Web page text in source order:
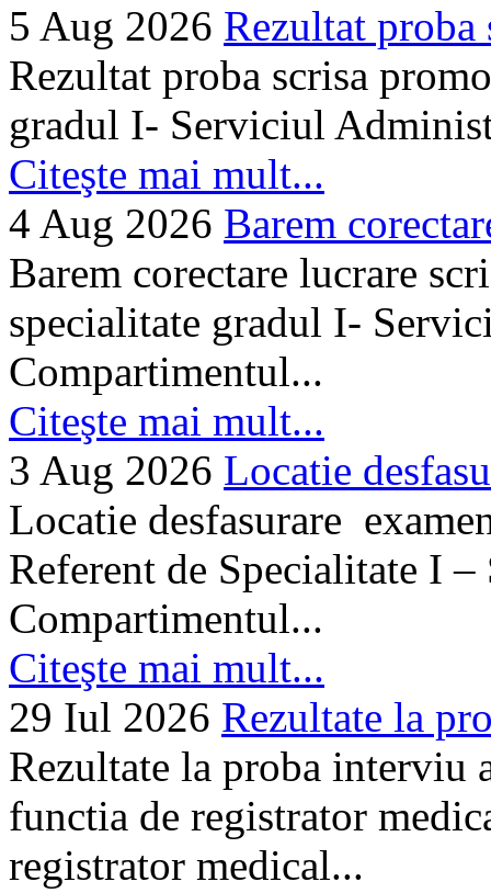
5 Aug 2026 Rezultat proba
Rezultat proba scrisa
gradul I- Serviciul
Citeşte mai mult...
4 Aug 2026 Barem
Barem corectare lucrare
specialitate gradul I-
Compartimentul...
Citeşte mai mult...
3 Aug 2026 Locatie
Locatie desfasurare
Referent de Specialitate I
Compartimentul...
Citeşte mai mult...
29 Iul 2026 Rezultate la
Rezultate la proba interviu
functia de registrator
registrator medical...